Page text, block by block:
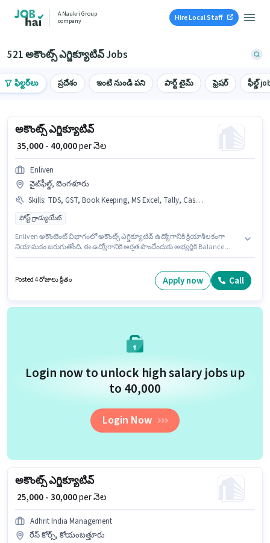
A Naukri Group
company
Hire Local Staff
521 అకౌంట్స్ ఎగ్జిక్యూటివ్ Jobs
ఫిల్టర్‌లు ప్రదేశం ఇంటి నుండి పని పార్ట్ టైమ్ ఫ్రెషర్ ఫీల్డ్
అకౌంట్స్ ఎగ్జిక్యూటివ్
₹ 35,000 - 40,000per నెల
Enliven
వైట్‌ఫీల్డ్, బెంగళూరు
Skills: TDS, GST, Book Keeping, MS Excel, Tally, Cash Flow, Tax Returns, Balance Sheet
పోస్ట్ గ్రాడ్యుయేట్
Enliven అకౌంటెంట్ విభాగంలో అకౌంట్స్ ఎగ్జిక్యూటివ్ ఉద్యోగానికి క్రియాశీలకంగా
నియామకం జరుగుతోంది. ఈ ఉద్యోగానికి అర్హత పొందేందుకు అభ్యర్థికి Balance
Insurance, PF లు ఉద్యోగ స్థాయి మరియు కంపెనీ పాలసీలపై ఆధారపడి
ఇప్పించబడతాయి. దరఖాస్తుదారులు కనీసం పోస్ట్ గ్రాడ్యుయేట్ డిగ్రీ లేదా సర్టిఫికెట్
Posted 4 రోజులు క్రితం Apply now Call
Login now to unlock high salary jobs up
to ₹40,000
Login Now
అకౌంట్స్ ఎగ్జిక్యూటివ్
₹ 25,000 - 30,000per నెల
Adhrit India Management
రేస్ కోర్స్, కోయంబత్తూరు